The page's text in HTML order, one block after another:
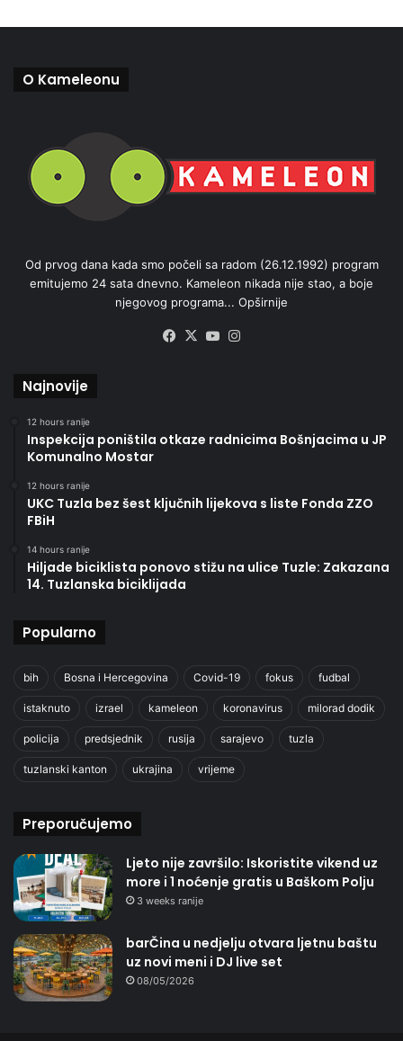
O Kameleonu
Od prvog dana kada smo počeli sa radom (26.12.1992) program
emitujemo 24 sata dnevno. Kameleon nikada nije stao, a boje
njegovog programa... Opširnije
Facebook
X YouTube
Najnovije
12 hours ranije
Inspekcija poništila otkaze radnicima Bošnjacima u JP
Komunalno Mostar
12 hours ranije
UKC Tuzla bez šest ključnih lijekova s liste Fonda ZZO
FBiH
14 hours ranije
Hiljade biciklista ponovo stižu na ulice Tuzle: Zakazana
14. Tuzlanska biciklijada
Popularno
bih Bosna i Hercegovina Covid-19 fokus fudbal
istaknuto izrael kameleon koronavirus milorad dodik
policija predsjednik rusija sarajevo tuzla
tuzlanski kanton ukrajina vrijeme
Preporučujemo
Ljeto nije završilo: Iskoristite vikend uz
more i 1 noćenje gratis u Baškom Polju
3 weeks ranije
barČina u nedjelju otvara ljetnu baštu
uz novi meni i DJ live set
08/05/2026